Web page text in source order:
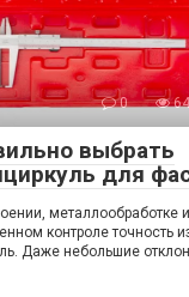
0
выбрать
для
металлообработке и
контроле точность
Даже небольшие